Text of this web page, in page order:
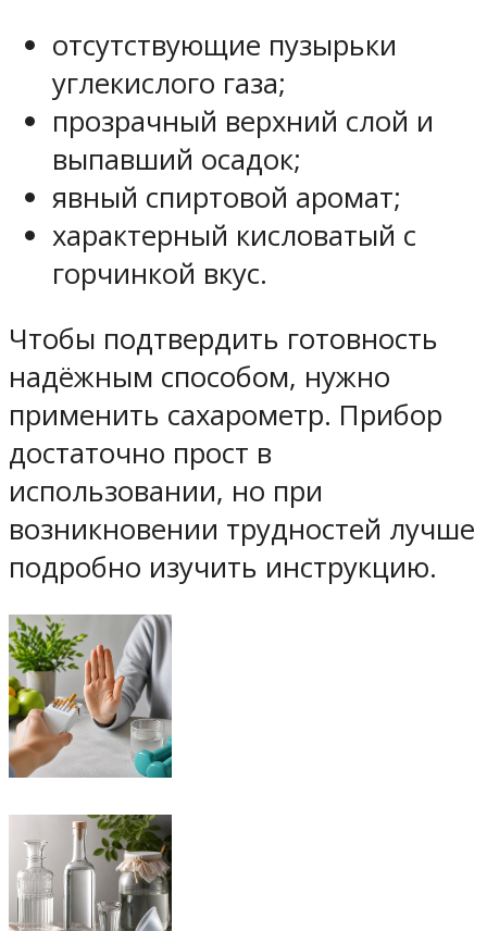
отсутствующие пузырьки
углекислого газа;
прозрачный верхний слой и
выпавший осадок;
явный спиртовой аромат;
характерный кисловатый с
горчинкой вкус.
Чтобы подтвердить готовность
надёжным способом, нужно
применить сахарометр. Прибор
достаточно прост в
использовании, но при
возникновении трудностей лучше
подробно изучить инструкцию.